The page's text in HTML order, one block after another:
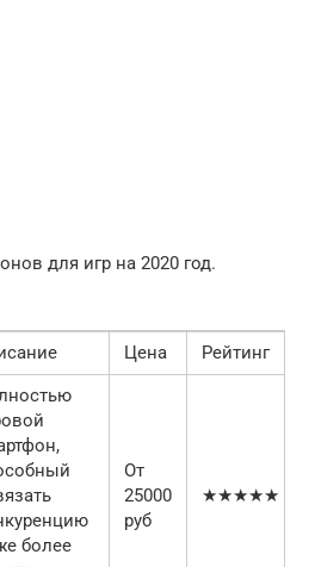
для игр на 2020 год.
Цена Рейтинг
более
От
25000
руб
★★★★★